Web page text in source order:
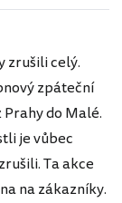
zrušili celý.
zpáteční
do Malé.
je vůbec
Ta akce
na zákazníky.